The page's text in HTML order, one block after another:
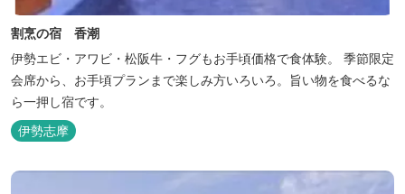
割烹の宿 香潮
伊勢エビ・アワビ・松阪牛・フグもお手頃価格で食体験。 季節限定
会席から、お手頃プランまで楽しみ方いろいろ。旨い物を食べるな
ら一押し宿です。
伊勢志摩